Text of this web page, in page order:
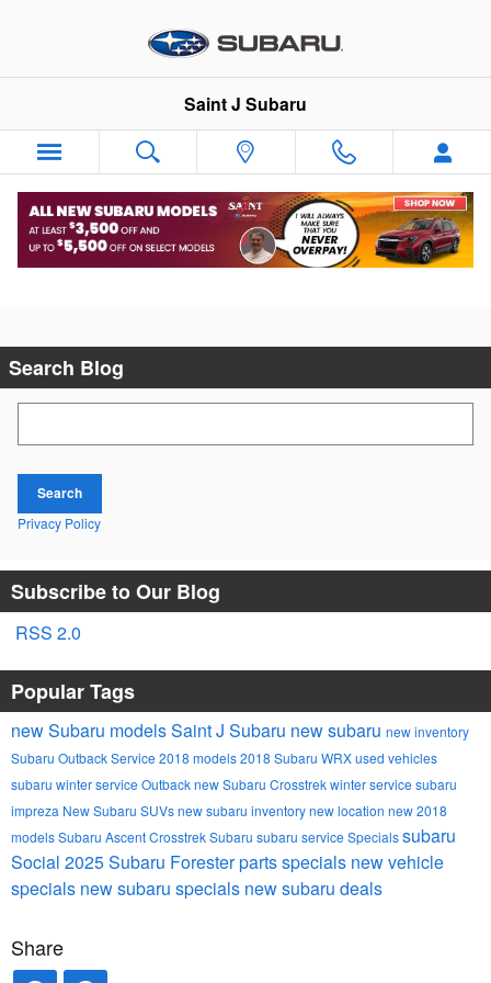
Saint J Subaru
Wednesday, 20 June, 2012
Saint J Subaru
Search Blog
Search
Privacy Policy
Subscribe to Our Blog
RSS 2.0
Popular Tags
new Subaru modelsSaint J Subaru new subaru new inventory
Subaru OutbackService 2018 models2018 Subaru WRXused vehicles
subaru winter service Outbacknew Subaru Crosstrekwinter service subaru
impreza New Subaru SUVsnew subaru inventorynew location new 2018
modelsSubaru AscentCrosstrekSubaru subaru service Specialssubaru
Social 2025 Subaru Foresterparts specials new vehicle
specials new subaru specials new subaru deals
Share